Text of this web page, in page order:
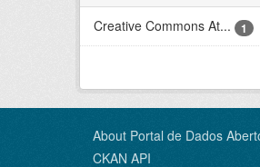
Creative Commons At...
1
About Portal de Dados
CKAN API